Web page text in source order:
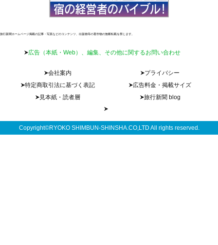
旅行新聞ホームページ掲載の記事・写真などのコンテンツ、出版物等の著作物の無断転載を禁じます。
広告（本紙・Web）、編集、その他に関するお問い合わせ
会社案内
プライバシー
特定商取引法に基づく表記
広告料金・掲載サイズ
見本紙・読者層
旅行新聞 blog
Copyright©RYOKO SHIMBUN-SHINSHA.CO,LTD All rights reserved.